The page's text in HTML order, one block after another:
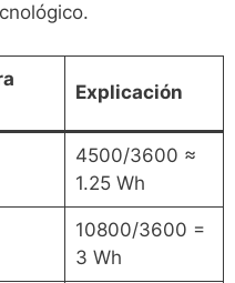
Explicación
4500/3600 ≈
1.25 Wh
10800/3600 =
3 Wh